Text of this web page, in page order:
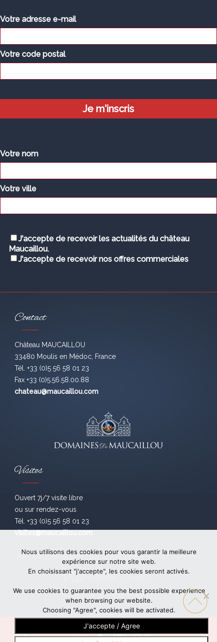
Votre adresse e-mail
Votre code postal
Votre nom
Votre ville
J'accepte de recevoir les actualités du château
Maucaillou.
J'accepte de recevoir nos offres commerciales
Contact
Château MAUCAILLOU
33480 Moulis en Médoc, France
Tél. +33 (0)5 56 58 01 23
Fax +33 (0)5.56.58.00.88
chateau@maucaillou.com
Visites
Ouvert 7j/7 visite libre
ou sur rendez-vous
Tél. +33 (0)5 56 58 01 23
visites@maucaillou.com
L’abus d’alcool est dangereux pour la santé. Consommez avec modération.
Mentions légales- créationbonbay
Nous utilisons des cookies pour vous garantir la meilleure
expérience sur notre site web.
En choisissant "j'accepte", les cookies seront activés.
We use cookies to guarantee you the best possible experience
when browsing our website.
Choosing "Agree", cookies will be activated.
J'accepte / Agree